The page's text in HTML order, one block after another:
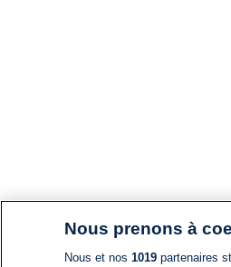
Nous prenons à
Nous et nos 1019partenaires